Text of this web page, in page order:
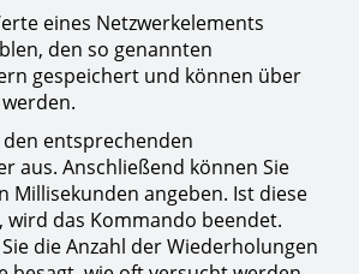
eines Netzwerkelements
den so genannten
gespeichert und können über
den entsprechenden
aus. Anschließend können Sie
Millisekunden angeben. Ist diese
wird das Kommando beendet.
die Anzahl der Wiederholungen